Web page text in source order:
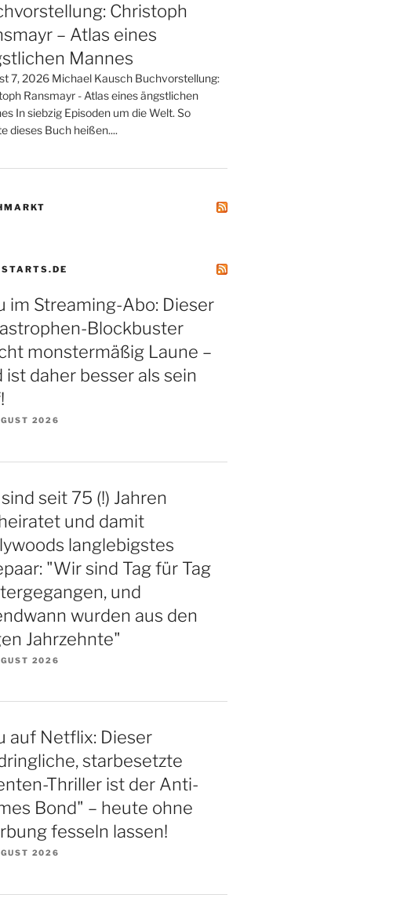
Christoph
– Atlas eines
Mannes
7, 2026 Michael Kausch Buchvorstellung:
Ransmayr - Atlas eines ängstlichen
In siebzig Episoden um die Welt. So
dieses Buch heißen....
im Streaming-Abo: Dieser
Blockbuster
monstermäßig Laune –
ist daher besser als sein
2026
seit 75 (!) Jahren
und damit
langlebigstes
"Wir sind Tag für Tag
und
wurden aus den
Jahrzehnte"
2026
auf Netflix: Dieser
starbesetzte
Thriller ist der Anti-
Bond" – heute ohne
fesseln lassen!
2026